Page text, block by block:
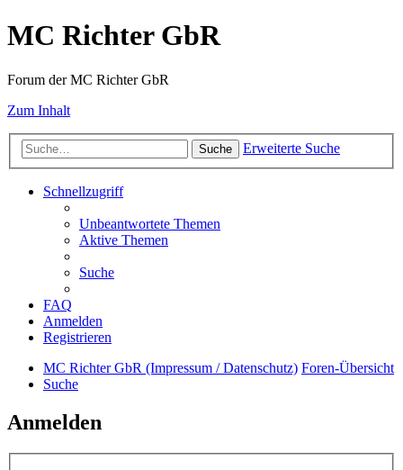
MC Richter GbR
Forum der MC Richter GbR
Zum Inhalt
Suche Erweiterte Suche
Schnellzugriff
Unbeantwortete Themen
Aktive Themen
Suche
FAQ
Anmelden
Registrieren
MC Richter GbR (Impressum / Datenschutz) Foren-Übersicht
Suche
Anmelden